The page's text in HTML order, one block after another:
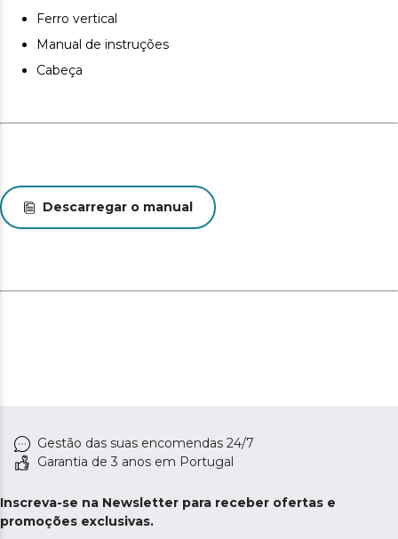
Desinfeta e limpa não só a roupa, mas também sofás,
cortinas, lençóis e colchões, cuidando da sua casa e da
sua roupa. Clean Steam.
Ferro vertical
Manual de instruções
Cabeça
Descarregar o manual
Gestão das suas encomendas 24/7
Garantia de 3 anos em Portugal
Inscreva-se na Newsletter para receber ofertas e
promoções exclusivas.